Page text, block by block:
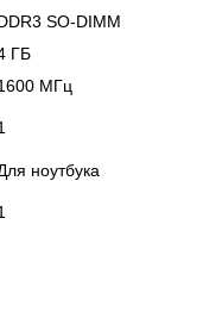
SO-DIMM
ГБ
МГц
ноутбука